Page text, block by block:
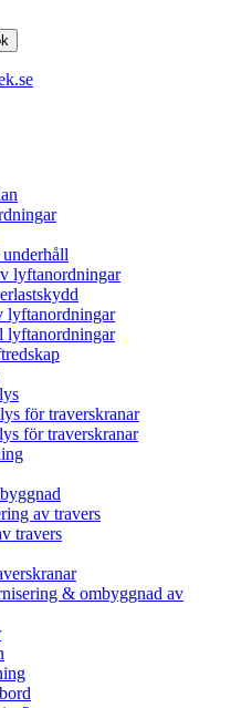
lyftanordningar
lyftanordningar
lyftanordningar
för traverskranar
för traverskranar
av travers
travers
& ombyggnad av